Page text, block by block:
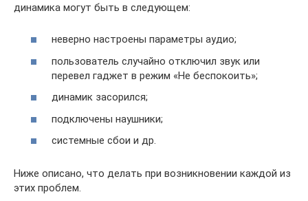
динамика могут быть в следующем:
неверно настроены параметры аудио;
пользователь случайно отключил звук или
перевел гаджет в режим «Не беспокоить»;
динамик засорился;
подключены наушники;
системные сбои и др.
Ниже описано, что делать при возникновении каждой из
этих проблем.